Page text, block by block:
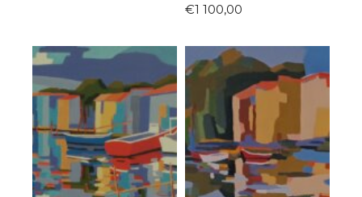
€1 100,00